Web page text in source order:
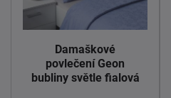
Damaškové
povlečení Geon
bubliny světle fialová